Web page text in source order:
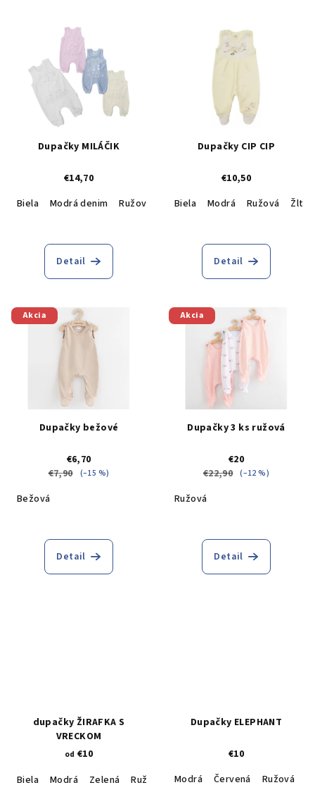
Dupačky MILÁČIK
€14,70
Biela
Modrá denim Ružová Krémová
Detail
Dupačky CIP CIP
€10,50
Biela
Modrá Ružová Žltá
Detail
Akcia
Dupačky bežové
€6,70
€7,90
(–15 %)
Bežová
Detail
Akcia
Dupačky 3 ks ružová
€20
€22,90 (–12 %)
Ružová
Detail
dupačky ŽIRAFKA S
VRECKOM
od €10
Biela
Modrá Zelená Ružová
Dupačky ELEPHANT
€10
Modrá
Červená Ružová